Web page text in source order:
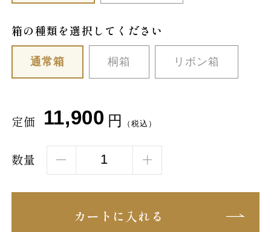
箱の種類を選択してください
通常箱 桐箱 リボン箱
定価 11,900 円 （税込）
数量
カートに入れる